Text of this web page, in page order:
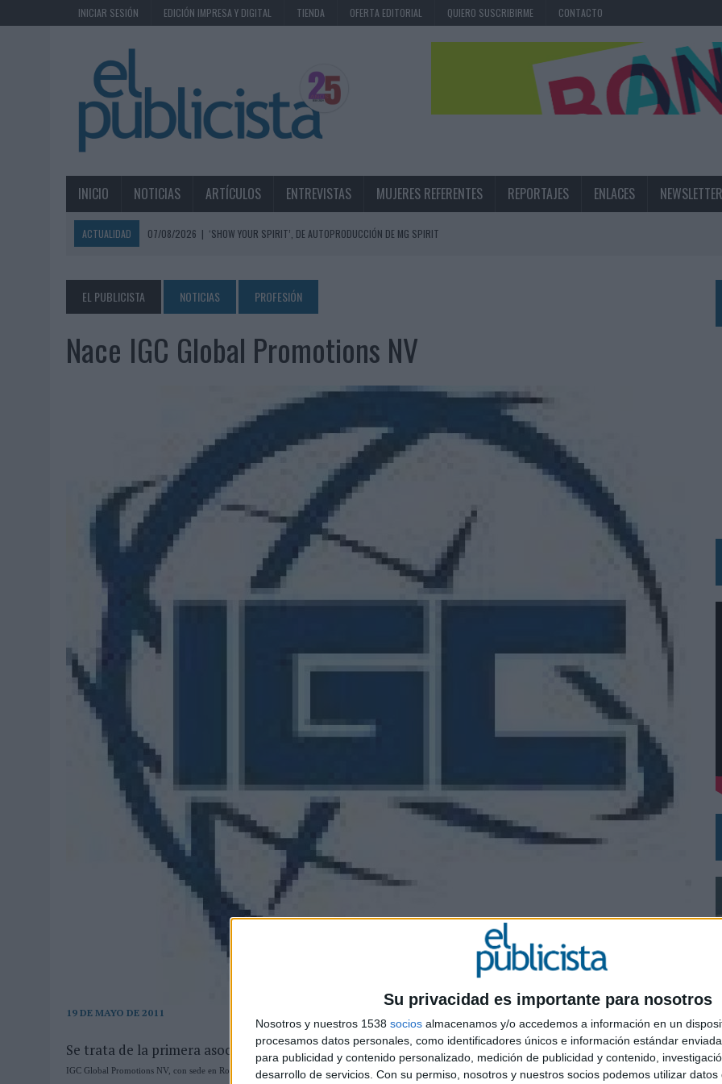
Su privacidad es importante para nosotros
Nosotros y nuestros 1538 socios almacenamos y/o accedemos a información en un
procesamos datos personales, como identificadores únicos e información estándar
para publicidad y contenido personalizado, medición de publicidad y contenido,
desarrollo de servicios. Con su permiso, nosotros y nuestros socios podemos utilizar datos
INICIAR SESIÓN EDICIÓN IMPRESA Y DIGITAL TIENDA OFERTA EDITORIAL QUIERO SUSCRIBIRME CONTACTO
INICIO NOTICIAS ARTÍCULOS ENTREVISTAS MUJERES REFERENTES REPORTAJES ENLACES NEWSLETTER
ACTUALIDAD 07/08/2026 | ‘SHOW YOUR SPIRIT’, DE AUTOPRODUCCIÓN DE MG SPIRIT
MAHOU REIVINDICA EL RITUAL DE LA CAÑA EN EL DÍA INTERNACIONAL DE LA CERVEZA
07/08/2026 | MG SPIRIT RELANZA SU MARCA CON UNA ESTRATEGIA 360º CENTRADA EN EL ORIGEN BARCELONÉS
PATRÓN CONVIERTE EL NUEVO SINGLE DE ARÓN PIPER EN UNA EXPERIENCIA DE MARCA EN IBIZA
07/08/2026
EL VERANO PONE A PRUEBA LA ESTRATEGIA DIGITAL DE LAS MARCAS
VUELING CONVIERTE LOS RECUERDOS EN SOUVENIRS CON IA
CUANDO SE APAGUE EL SOL, EL ECLIPSE DE 2026 PONDRÁ A PRUEBA LA CREATIVIDAD DE LAS MARCAS
‘LA VUELTA’, DE FENOMENAL PARA MÁLAGA CF
SIETE DE CADA DIEZ EMPRESAS ESPAÑOLAS NO INTEGRAN LA INFANCIA EN SU ESTRATEGIA
06/08/2026
LA TELEVISIÓN SIGUE LIDERANDO EL CONSUMO DE MEDIOS EN VERANO Y SUPERA AL MÓVIL COMO DISPOSITIVO MÁS UTILIZADO
06/08/2026
|
EL USO DE LA IA GENERATIVA ALCANZA YA AL 62% DE LOS ESPAÑOLES
06/08/2026
SYSTEM1 NOMBRA A KIMBERLY BASTONI COMO NUEVA DIRECTORA COMERCIAL GLOBAL
06/08/2026
FRIGO Y UNIQLO LANZAN UNA COLECCIÓN PERSONALIZABLE INSPIRADA EN CORNETTO, CALIPPO Y SOLERO
LA IA ESTÁ SUBIENDO EL LISTÓN DE LA CREATIVIDAD
|
05/08/2026
LUIS ARQUILLOS (BURGO DE ARIAS): “LA CONSTRUCCIÓN DE MARCA A LARGO PLAZO Y LA MEDICIÓN SON DOS CARAS DE LA MISMA
MONEDA”
07/08/2026
‘ALEXIA PUTELLAS X GALAXY Z FOLD8 – SIN LÍMITES’, DE CHEIL SPAIN PARA SAMSUNG ELECTRONICS IBERIA
EL PUBLICISTA NOTICIAS PROFESIÓN
Nace IGC Global Promotions NV
19 DE MAYO DE 2011
Se trata de la primera asociación internacional de compra global de productos promocionales
IGC Global Promotions NV, con sede en Rotterdam, es la primera organización de compras en la industria de productos promocionales que opera a nivel mundial. Se